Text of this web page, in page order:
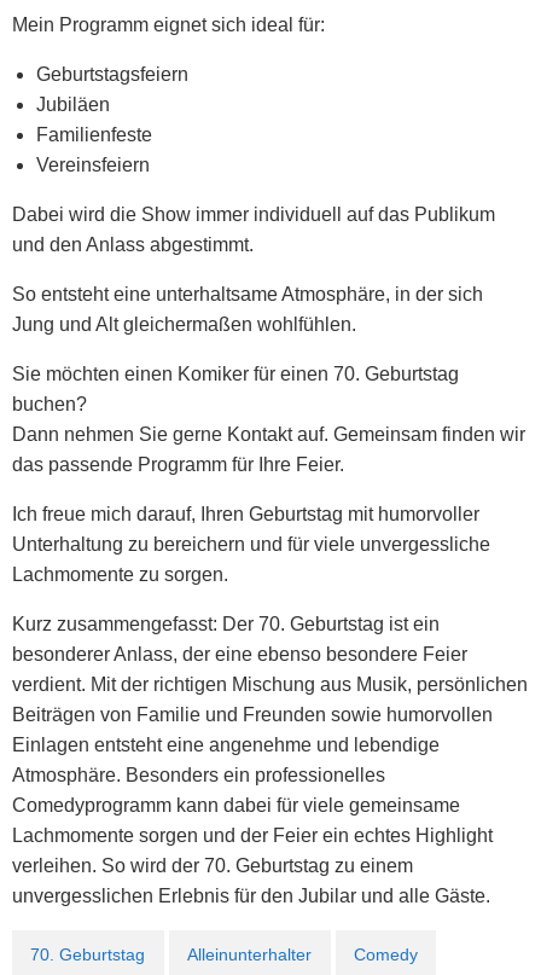
Mein Programm eignet sich ideal für:
Geburtstagsfeiern
Jubiläen
Familienfeste
Vereinsfeiern
Dabei wird die Show immer individuell auf das Publikum
und den Anlass abgestimmt.
So entsteht eine unterhaltsame Atmosphäre, in der sich
Jung und Alt gleichermaßen wohlfühlen.
Sie möchten einen Komiker für einen 70. Geburtstag
buchen?
Dann nehmen Sie gerne Kontakt auf. Gemeinsam finden wir
das passende Programm für Ihre Feier.
Ich freue mich darauf, Ihren Geburtstag mit humorvoller
Unterhaltung zu bereichern und für viele unvergessliche
Lachmomente zu sorgen.
Kurz zusammengefasst: Der 70. Geburtstag ist ein
besonderer Anlass, der eine ebenso besondere Feier
verdient. Mit der richtigen Mischung aus Musik, persönlichen
Beiträgen von Familie und Freunden sowie humorvollen
Einlagen entsteht eine angenehme und lebendige
Atmosphäre. Besonders ein professionelles
Comedyprogramm kann dabei für viele gemeinsame
Lachmomente sorgen und der Feier ein echtes Highlight
verleihen. So wird der 70. Geburtstag zu einem
unvergesslichen Erlebnis für den Jubilar und alle Gäste.
70. Geburtstag Alleinunterhalter Comedy